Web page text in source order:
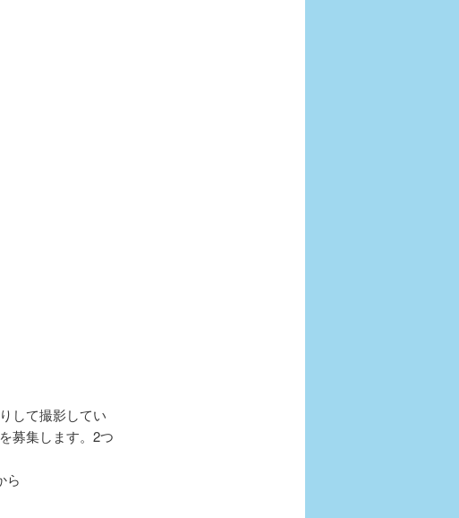
して撮影してい
募集します。2つ
ら